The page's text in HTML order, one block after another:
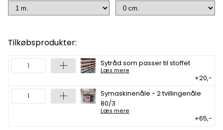
Tilkøbsprodukter:
Sytråd som passer til stoffet
Læs mere
+20,-
Symaskinenåle - 2 tvillingenåle
80/3
Læs mere
+65,-